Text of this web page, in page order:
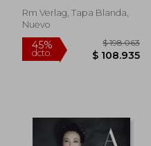
45% $ 115.836
Rm Verlag, Tapa Blanda,
Nuevo